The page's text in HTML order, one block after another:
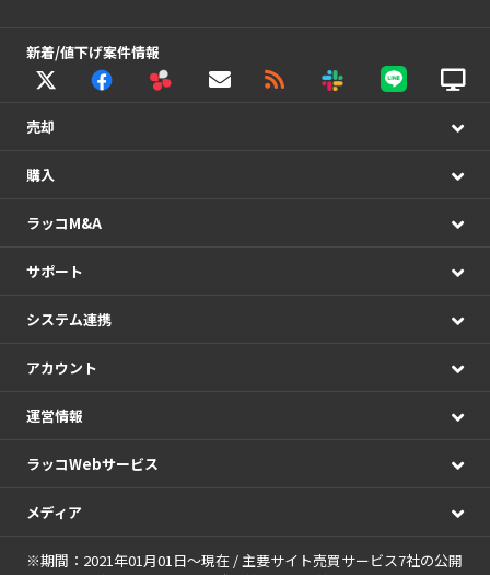
新着/値下げ案件情報
売却
購入
ラッコM&A
サポート
システム連携
アカウント
運営情報
ラッコWebサービス
メディア
※期間：2021年01月01日～現在 / 主要サイト売買サービス7社の公開